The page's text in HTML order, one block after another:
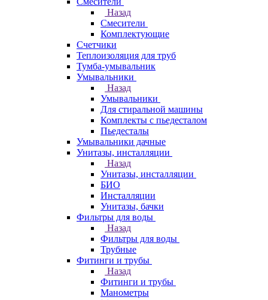
Назад
Смесители
Комплектующие
Счетчики
Теплоизоляция для труб
Тумба-умывальник
Умывальники
Назад
Умывальники
Для стиральной машины
Комплекты с пьедесталом
Пьедесталы
Умывальники дачные
Унитазы, инсталляции
Назад
Унитазы, инсталляции
БИО
Инсталляции
Унитазы, бачки
Фильтры для воды
Назад
Фильтры для воды
Трубные
Фитинги и трубы
Назад
Фитинги и трубы
Манометры